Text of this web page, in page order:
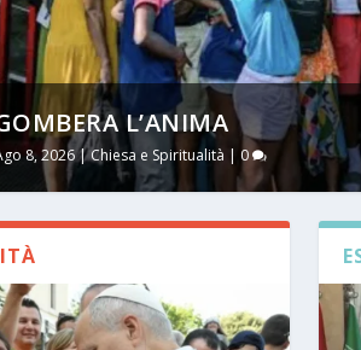
L’ANIMA
8, 2026|Chiesa e Spiritualità 0